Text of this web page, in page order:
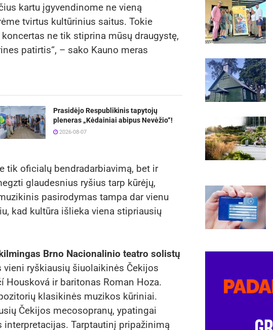
kartu įgyvendinome ne vieną
tvirtus kultūrinius saitus. Tokie
ne tik stiprina mūsų draugystę,
patirtis“, – sako Kauno meras
Prasidėjo Respublikinis tapytojų
pleneras „Kėdainiai abipus Nevėžio“!
2026-08-07
tik oficialų bendradarbiavimą, bet ir
glaudesnius ryšius tarp kūrėjų,
pasirodymas tampa dar vienu
kad kultūra išlieka viena stipriausių
Brno Nacionalinio teatro solistų
ryškiausių šiuolaikinės Čekijos
Housková ir baritonas Roman Hoza.
klasikinės muzikos kūriniai.
Čekijos mecosopranų, ypatingai
Tarptautinį pripažinimą